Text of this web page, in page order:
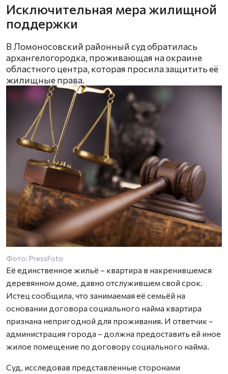
Исключительная мера жилищной
поддержки
В Ломоносовский районный суд обратилась
архангелогородка, проживающая на окраине
областного центра, которая просила защитить её
жилищные права.
Фото: PressFoto
Её единственное жильё – квартира в накренившемся
деревянном доме, давно отслужившем свой срок.
Истец сообщила, что занимаемая её семьёй на
основании договора социального найма квартира
признана непригодной для проживания. И ответчик –
администрация города – должна предоставить ей иное
жилое помещение по договору социального найма.
Суд, исследовав представленные сторонами